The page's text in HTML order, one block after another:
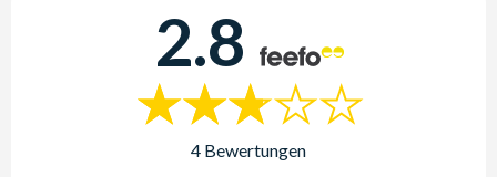
2.8
4 Bewertungen